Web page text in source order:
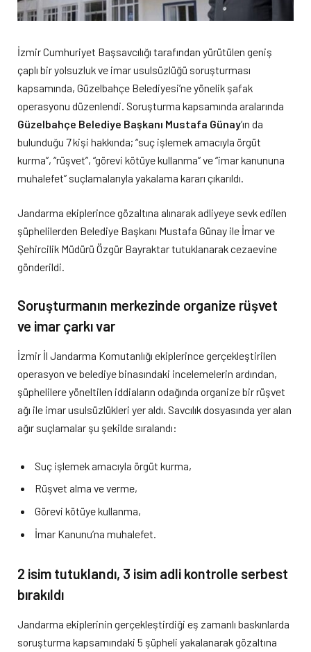
İzmir Cumhuriyet Başsavcılığı tarafından yürütülen geniş
çaplı bir yolsuzluk ve imar usulsüzlüğü soruşturması
kapsamında, Güzelbahçe Belediyesi’ne yönelik şafak
operasyonu düzenlendi. Soruşturma kapsamında aralarında
Güzelbahçe Belediye Başkanı Mustafa Günay’ın da
bulunduğu 7 kişi hakkında; “suç işlemek amacıyla örgüt
kurma”, “rüşvet”, “görevi kötüye kullanma” ve “imar kanununa
muhalefet” suçlamalarıyla yakalama kararı çıkarıldı.
Jandarma ekiplerince gözaltına alınarak adliyeye sevk edilen
şüphelilerden Belediye Başkanı Mustafa Günay ile İmar ve
Şehircilik Müdürü Özgür Bayraktar tutuklanarak cezaevine
gönderildi.
Soruşturmanın merkezinde organize rüşvet
ve imar çarkı var
İzmir İl Jandarma Komutanlığı ekiplerince gerçekleştirilen
operasyon ve belediye binasındaki incelemelerin ardından,
şüphelilere yöneltilen iddiaların odağında organize bir rüşvet
ağı ile imar usulsüzlükleri yer aldı. Savcılık dosyasında yer alan
ağır suçlamalar şu şekilde sıralandı:
Suç işlemek amacıyla örgüt kurma,
Rüşvet alma ve verme,
Görevi kötüye kullanma,
İmar Kanunu’na muhalefet.
2 isim tutuklandı, 3 isim adli kontrolle serbest
bırakıldı
Jandarma ekiplerinin gerçekleştirdiği eş zamanlı baskınlarda
soruşturma kapsamındaki 5 şüpheli yakalanarak gözaltına